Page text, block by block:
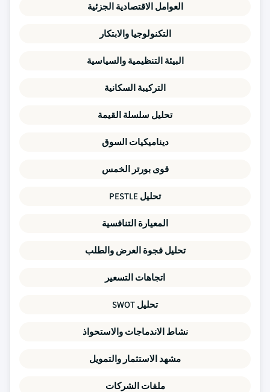
العوامل الاقتصادية الجزئية
التكنولوجيا والابتكار
البيئة التنظيمية والسياسية
التركيبة السكانية
تحليل سلسلة القيمة
ديناميكيات السوق
قوى بورتر الخمس
تحليل PESTLE
المعيارة التنافسية
تحليل فجوة العرض والطلب
اتجاهات التسعير
تحليل SWOT
نشاط الاندماجات والاستحواذ
مشهد الاستثمار والتمويل
ملفات الشركات